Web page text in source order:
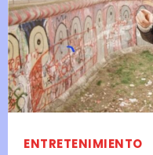
ENTRETENIMIENTO